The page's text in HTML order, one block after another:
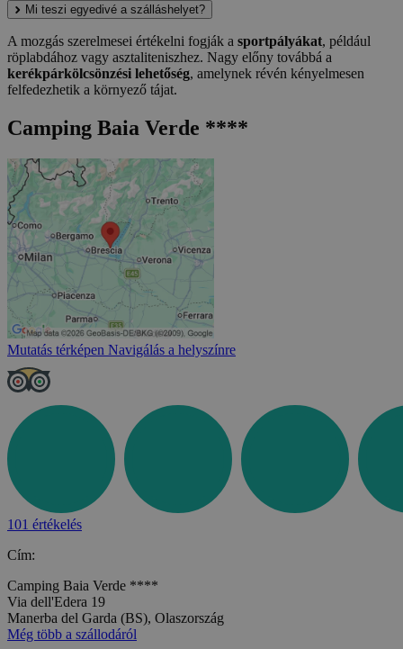
Mi teszi egyedivé a szálláshelyet?
A mozgás szerelmesei értékelni fogják a sportpályákat, például
röplabdához vagy asztaliteniszhez. Nagy előny továbbá a
kerékpárkölcsönzési lehetőség, amelynek révén kényelmesen
felfedezhetik a környező tájat.
Camping Baia Verde ****
Mutatás térképen Navigálás a helyszínre
101 értékelés
Cím:
Camping Baia Verde ****
Via dell'Edera 19
Manerba del Garda (BS), Olaszország
Még több a szállodáról